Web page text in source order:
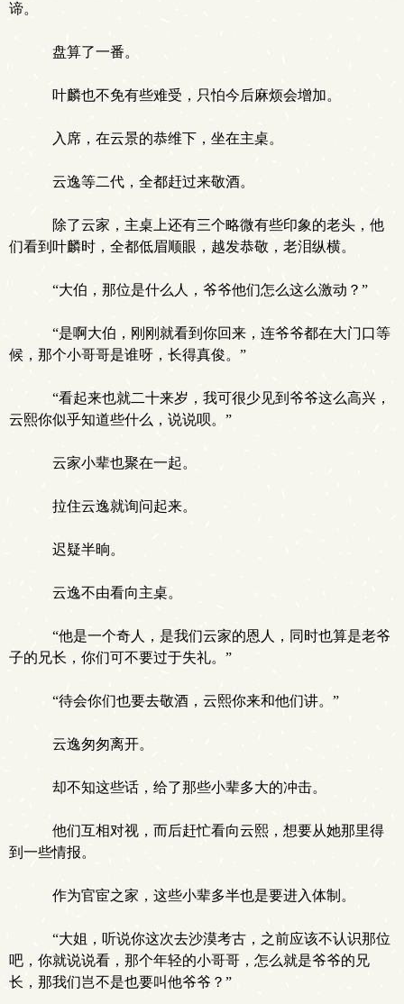
谛。
盘算了一番。
叶麟也不免有些难受，只怕今后麻烦会增加。
入席，在云景的恭维下，坐在主桌。
云逸等二代，全都赶过来敬酒。
除了云家，主桌上还有三个略微有些印象的老头，他
们看到叶麟时，全都低眉顺眼，越发恭敬，老泪纵横。
“大伯，那位是什么人，爷爷他们怎么这么激动？”
“是啊大伯，刚刚就看到你回来，连爷爷都在大门口等
候，那个小哥哥是谁呀，长得真俊。”
“看起来也就二十来岁，我可很少见到爷爷这么高兴，
云熙你似乎知道些什么，说说呗。”
云家小辈也聚在一起。
拉住云逸就询问起来。
迟疑半晌。
云逸不由看向主桌。
“他是一个奇人，是我们云家的恩人，同时也算是老爷
子的兄长，你们可不要过于失礼。”
“待会你们也要去敬酒，云熙你来和他们讲。”
云逸匆匆离开。
却不知这些话，给了那些小辈多大的冲击。
他们互相对视，而后赶忙看向云熙，想要从她那里得
到一些情报。
作为官宦之家，这些小辈多半也是要进入体制。
“大姐，听说你这次去沙漠考古，之前应该不认识那位
吧，你就说说看，那个年轻的小哥哥，怎么就是爷爷的兄
长，那我们岂不是也要叫他爷爷？”